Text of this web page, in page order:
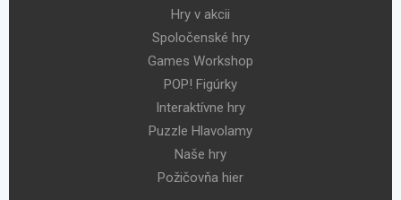
Hry v akcii
Spoločenské hry
Games Workshop
POP! Figúrky
Interaktívne hry
Puzzle Hlavolamy
Naše hry
Požičovňa hier